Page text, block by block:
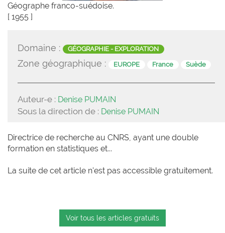
Géographe franco-suédoise.
[ 1955 ]
Domaine : GÉOGRAPHIE - EXPLORATION
Zone géographique : EUROPE France Suède
Auteur-e : Denise PUMAIN
Sous la direction de : Denise PUMAIN
Directrice de recherche au CNRS, ayant une double
formation en statistiques et...
La suite de cet article n'est pas accessible gratuitement.
Voir tous les articles gratuits